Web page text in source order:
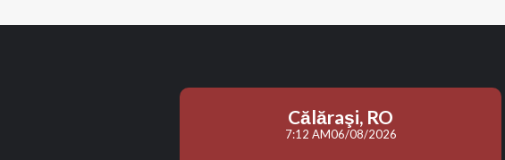
Călăraşi, RO
7:12 AM06/08/2026